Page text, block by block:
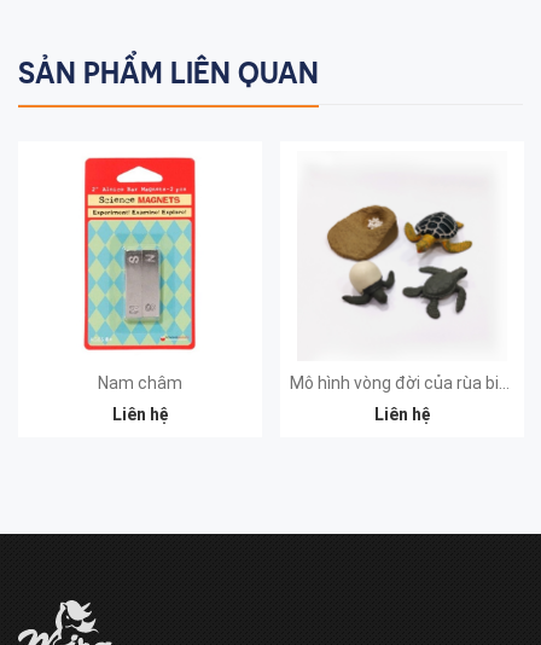
SẢN PHẨM LIÊN QUAN
Nam châm
Liên hệ
Liên hệ